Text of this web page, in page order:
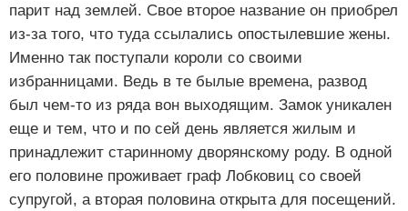
парит над землей. Свое второе название он приобрел
из-за того, что туда ссылались опостылевшие жены.
Именно так поступали короли со своими
избранницами. Ведь в те былые времена, развод
был чем-то из ряда вон выходящим. Замок уникален
еще и тем, что и по сей день является жилым и
принадлежит старинному дворянскому роду. В одной
его половине проживает граф Лобковиц со своей
супругой, а вторая половина открыта для посещений.